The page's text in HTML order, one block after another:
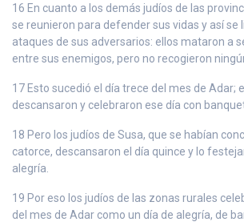
16 En cuanto a los demás judíos de las
se reunieron para defender sus vidas y así se
ataques de sus adversarios: ellos mataron a
entre sus enemigos, pero no recogieron
17 Esto sucedió el día trece del mes de Adar;
descansaron y celebraron ese día con
18 Pero los judíos de Susa, que se habían
catorce, descansaron el día quince y lo
alegría.
19 Por eso los judíos de las zonas rurales
del mes de Adar como un día de alegría, de